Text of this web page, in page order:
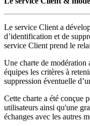
Le service Client a
d’identification et de
service Client prend le
Une charte de modération
équipes les critères à
suppression éventuelle
Cette charte a été conçue
utilisateurs ainsi qu'une
échanges avec les autres